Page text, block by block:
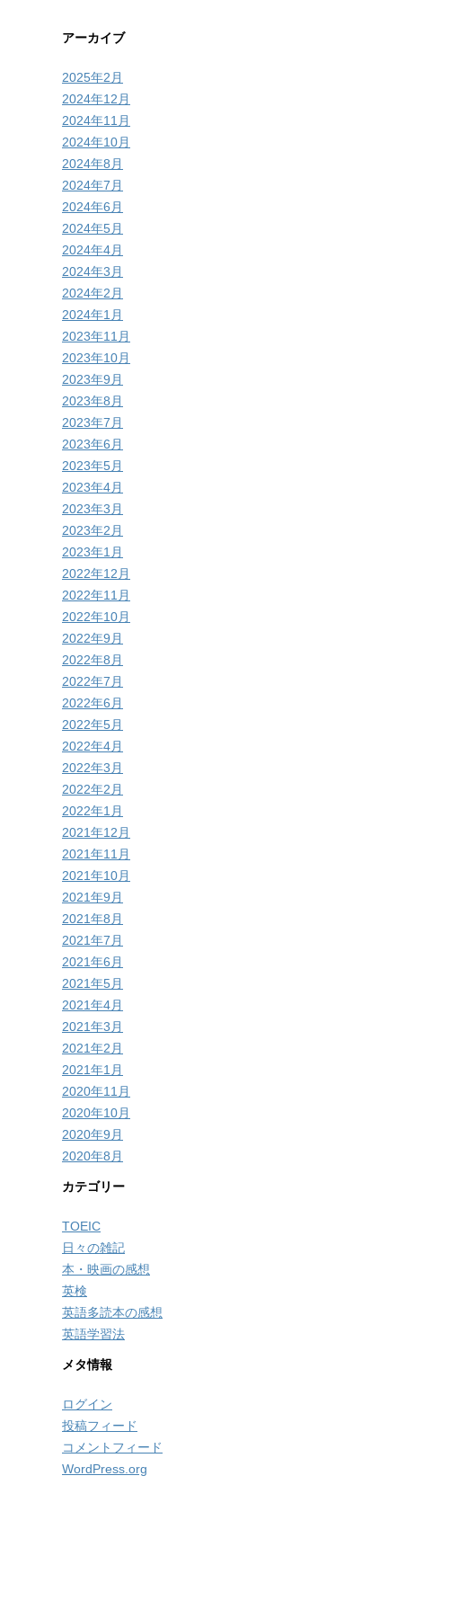
アーカイブ
2025年2月
2024年12月
2024年11月
2024年10月
2024年8月
2024年7月
2024年6月
2024年5月
2024年4月
2024年3月
2024年2月
2024年1月
2023年11月
2023年10月
2023年9月
2023年8月
2023年7月
2023年6月
2023年5月
2023年4月
2023年3月
2023年2月
2023年1月
2022年12月
2022年11月
2022年10月
2022年9月
2022年8月
2022年7月
2022年6月
2022年5月
2022年4月
2022年3月
2022年2月
2022年1月
2021年12月
2021年11月
2021年10月
2021年9月
2021年8月
2021年7月
2021年6月
2021年5月
2021年4月
2021年3月
2021年2月
2021年1月
2020年11月
2020年10月
2020年9月
2020年8月
カテゴリー
TOEIC
日々の雑記
本・映画の感想
英検
英語多読本の感想
英語学習法
メタ情報
ログイン
投稿フィード
コメントフィード
WordPress.org